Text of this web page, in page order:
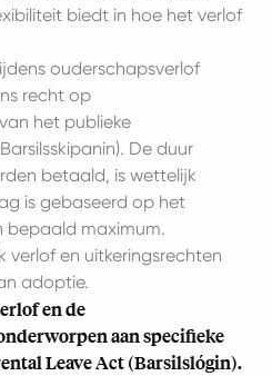
biedt in hoe het verlof
ouderschapsverlof
recht op
het publieke
De duur
betaald, is wettelijk
is gebaseerd op het
bepaald maximum.
verlof en uitkeringsrechten
adoptie.
en de
aan specifieke
Leave Act (Barsilslógin).